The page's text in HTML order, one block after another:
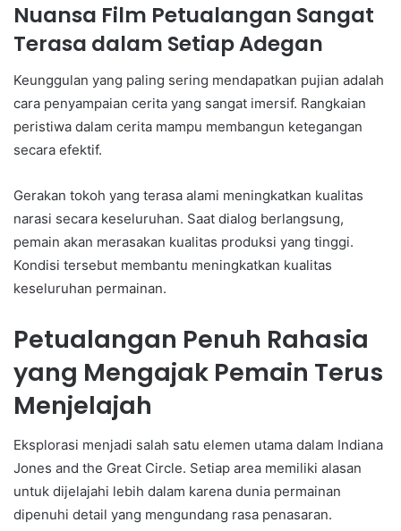
Nuansa Film Petualangan Sangat
Terasa dalam Setiap Adegan
Keunggulan yang paling sering mendapatkan pujian adalah
cara penyampaian cerita yang sangat imersif. Rangkaian
peristiwa dalam cerita mampu membangun ketegangan
secara efektif.
Gerakan tokoh yang terasa alami meningkatkan kualitas
narasi secara keseluruhan. Saat dialog berlangsung,
pemain akan merasakan kualitas produksi yang tinggi.
Kondisi tersebut membantu meningkatkan kualitas
keseluruhan permainan.
Petualangan Penuh Rahasia
yang Mengajak Pemain Terus
Menjelajah
Eksplorasi menjadi salah satu elemen utama dalam Indiana
Jones and the Great Circle. Setiap area memiliki alasan
untuk dijelajahi lebih dalam karena dunia permainan
dipenuhi detail yang mengundang rasa penasaran.